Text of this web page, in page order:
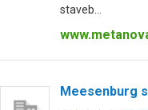
staveb...
Meesenburg